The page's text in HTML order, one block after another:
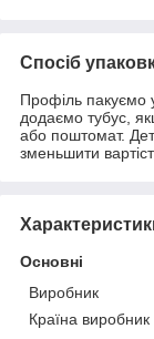
Спосіб
Профіль пакуємо
додаємо тубус,
або поштомат.
зменьшити
Основні
Виробник
Країна виробник